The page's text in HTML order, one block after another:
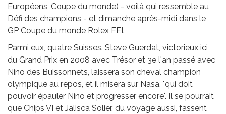
Européens, Coupe du monde) - voilà qui ressemble au
Défi des champions - et dimanche après-midi dans le
GP Coupe du monde Rolex FEI.
Parmi eux, quatre Suisses. Steve Guerdat, victorieux ici
du Grand Prix en 2008 avec Trésor et 3e l'an passé avec
Nino des Buissonnets, laissera son cheval champion
olympique au repos, et il misera sur Nasa, "qui doit
pouvoir épauler Nino et progresser encore". Il se pourrait
que Chips VI et Jalisca Solier, du voyage aussi, fassent